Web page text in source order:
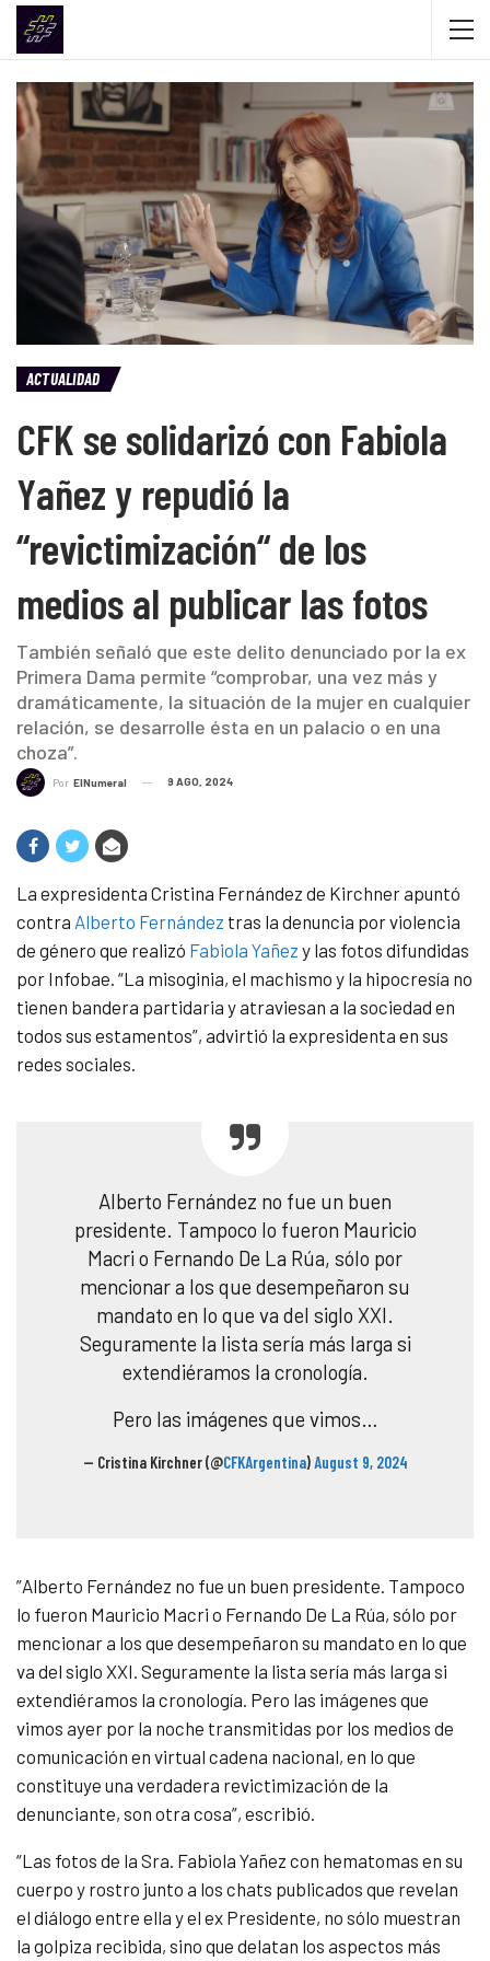
ACTUALIDAD
CFK se solidarizó con Fabiola
Yañez y repudió la
“revictimización“ de los
medios al publicar las fotos
También señaló que este delito denunciado por la ex
Primera Dama permite “comprobar, una vez más y
dramáticamente, la situación de la mujer en cualquier
relación, se desarrolle ésta en un palacio o en una
choza”.
Por ElNumeral 9 AGO, 2024
La expresidenta Cristina Fernández de Kirchner apuntó
contra Alberto Fernández tras la denuncia por violencia
de género que realizó Fabiola Yañez y las fotos difundidas
por Infobae. “La misoginia, el machismo y la hipocresía no
tienen bandera partidaria y atraviesan a la sociedad en
todos sus estamentos”, advirtió la expresidenta en sus
redes sociales.
Alberto Fernández no fue un buen
presidente. Tampoco lo fueron Mauricio
Macri o Fernando De La Rúa, sólo por
mencionar a los que desempeñaron su
mandato en lo que va del siglo XXI.
Seguramente la lista sería más larga si
extendiéramos la cronología.
Pero las imágenes que vimos…
— Cristina Kirchner (@CFKArgentina)August 9, 2024
”Alberto Fernández no fue un buen presidente. Tampoco
lo fueron Mauricio Macri o Fernando De La Rúa, sólo por
mencionar a los que desempeñaron su mandato en lo que
va del siglo XXI. Seguramente la lista sería más larga si
extendiéramos la cronología. Pero las imágenes que
vimos ayer por la noche transmitidas por los medios de
comunicación en virtual cadena nacional, en lo que
constituye una verdadera revictimización de la
denunciante, son otra cosa”, escribió.
“Las fotos de la Sra. Fabiola Yañez con hematomas en su
cuerpo y rostro junto a los chats publicados que revelan
el diálogo entre ella y el ex Presidente, no sólo muestran
la golpiza recibida, sino que delatan los aspectos más